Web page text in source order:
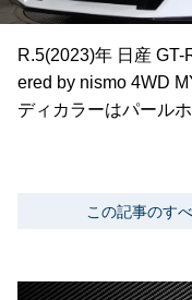
R.5(2023)年 日産
ered by nismo 4WD
ディカラーはパール
この記事のす